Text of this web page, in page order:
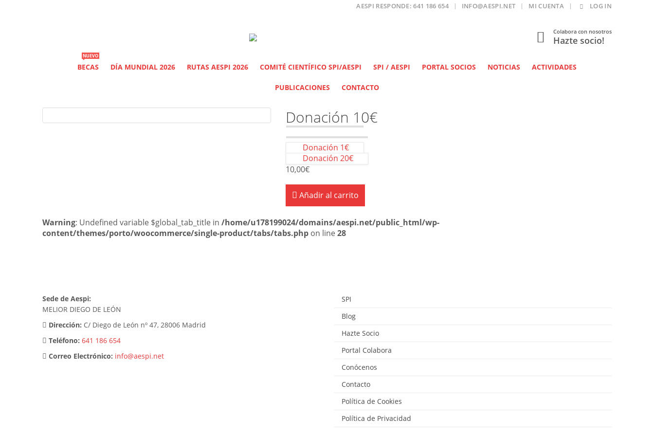
AESPI RESPONDE: 641 186 654 INFO@AESPI.NET MI CUENTA LOG IN
Colabora con nosotros
Hazte socio!
BECAS
NUEVO
DÍA MUNDIAL 2026 RUTAS AESPI 2026 COMITÉ CIENTÍFICO SPI/AESPI SPI / AESPI PORTAL SOCIOS NOTICIAS ACTIVIDADES
PUBLICACIONES CONTACTO
Donación 10€
Donación 1€
Donación 20€
10,00€
Añadir al carrito
Warning: Undefined variable $global_tab_title in /home/u178199024/domains/aespi.net/public_html/wp-
content/themes/porto/woocommerce/single-product/tabs/tabs.php on line 28
Sede de Aespi:
MELIOR DIEGO DE LEÓN
Dirección: C/ Diego de León nº 47, 28006 Madrid
Teléfono: 641 186 654
Correo Electrónico: info@aespi.net
SPI
Blog
Hazte Socio
Portal Colabora
Conócenos
Contacto
Política de Cookies
Política de Privacidad